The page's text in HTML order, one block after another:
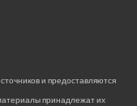
и предоставляются
принадлежат их